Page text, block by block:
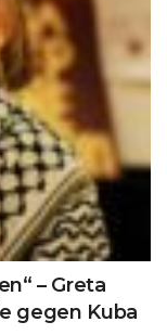
– Greta
gegen Kuba